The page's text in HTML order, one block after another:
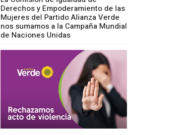
Derechos y Empoderamiento de las
Mujeres del Partido Alianza Verde
nos sumamos a la Campaña Mundial
de Naciones Unidas